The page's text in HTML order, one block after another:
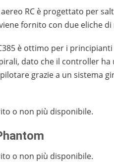
RC è progettato per
fornito con due eliche
è ottimo per i
dato che il controller
grazie a un sistema
o non più disponibile.
o non più disponibile.